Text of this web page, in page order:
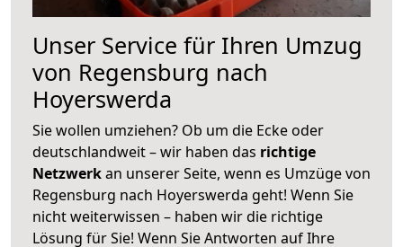
Unser Service für Ihren Umzug
von Regensburg nach
Hoyerswerda
Sie wollen umziehen? Ob um die Ecke oder
deutschlandweit – wir haben das richtige
Netzwerkan unserer Seite, wenn es Umzüge von
Regensburg nach Hoyerswerda geht! Wenn Sie
nicht weiterwissen – haben wir die richtige
Lösung für Sie! Wenn Sie Antworten auf Ihre